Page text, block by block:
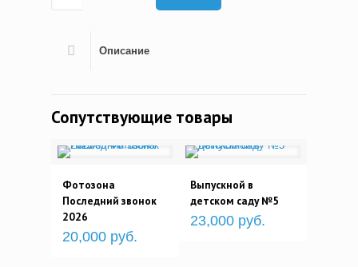
Описание
Сопутствующие товары
Фотозона
Последний звонок
2026
20,000 руб.
Выпускной в
детском саду №5
23,000 руб.